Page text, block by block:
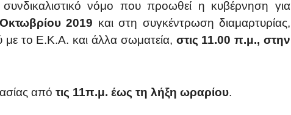
νόμο που προωθεί η κυβέρνηση για
2019 και στη συγκέντρωση διαμαρτυρίας,
το Ε.Κ.Α. και άλλα σωματεία, στις 11.00 π.μ., στην
από τις 11π.μ. έως τη λήξη ωραρίου.